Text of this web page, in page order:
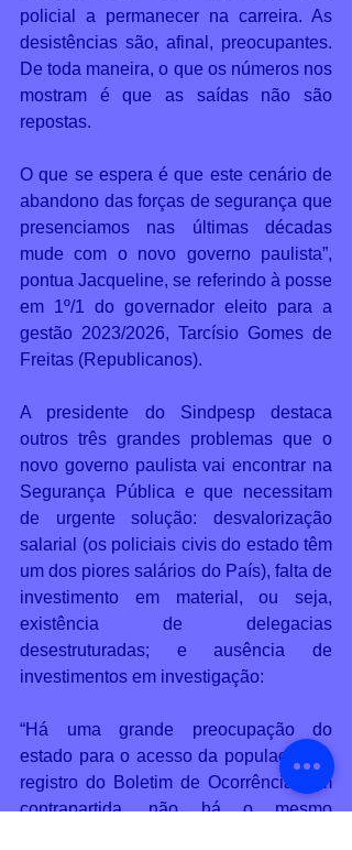
policial a permanecer na carreira. As
desistências são, afinal, preocupantes.
De toda maneira, o que os números nos
mostram é que as saídas não são
repostas.
O que se espera é que este cenário de
abandono das forças de segurança que
presenciamos nas últimas décadas
mude com o novo governo paulista”,
pontua Jacqueline, se referindo à posse
em 1º/1 do governador eleito para a
gestão 2023/2026, Tarcísio Gomes de
Freitas (Republicanos).
A presidente do Sindpesp destaca
outros três grandes problemas que o
novo governo paulista vai encontrar na
Segurança Pública e que necessitam
de urgente solução: desvalorização
salarial (os policiais civis do estado têm
um dos piores salários do País), falta de
investimento em material, ou seja,
existência de delegacias
desestruturadas; e ausência de
investimentos em investigação:
“Há uma grande preocupação do
estado para o acesso da população no
registro do Boletim de Ocorrência. Em
contrapartida, não há o mesmo